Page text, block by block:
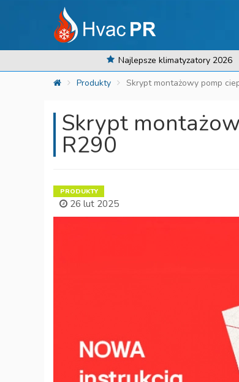
Najlepsze klimatyzatory 2026
Produkty
Skrypt montażowy pomp
Skrypt
R290
PRODUKTY
26 lut 2025